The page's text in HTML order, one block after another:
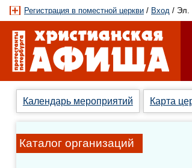
Регистрация в поместной церкви / Вход / Эл.
Календарь мероприятий Карта
Каталог организаций